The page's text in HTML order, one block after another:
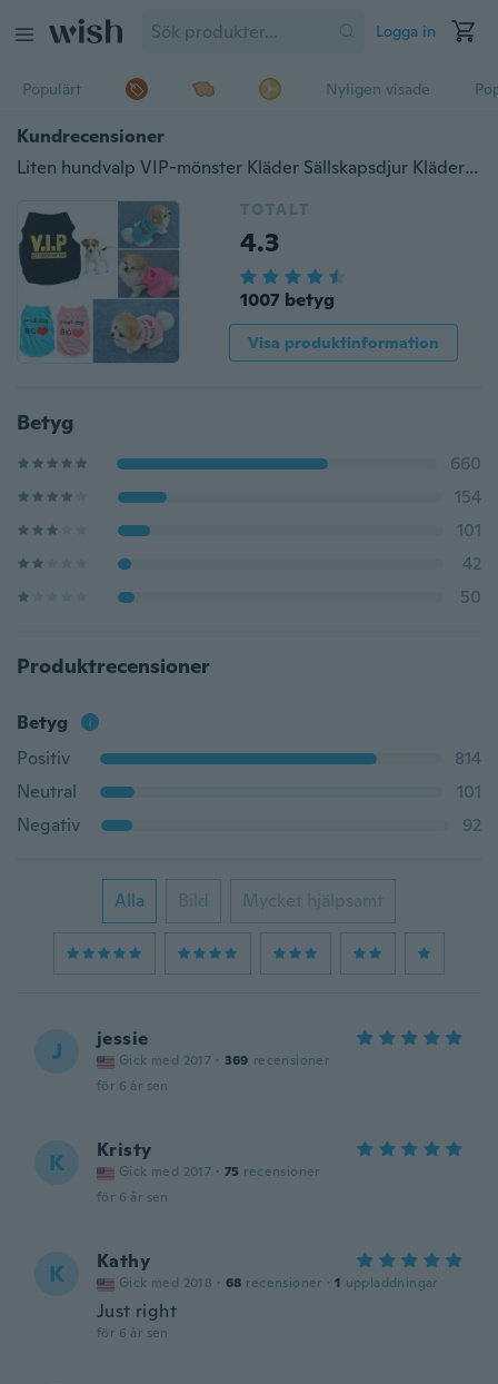
Logga in
Populärt Nyligen visade
Kundrecensioner
Liten hundvalp VIP-mönster Kläder Sällskapsdjur Kläder T-shirt Väst Jumper Coat
TOTALT
4.3
1007 betyg
Visa produktinformation
Betyg
660
154
101
42
50
Produktrecensioner
Betyg
Positiv
814
Neutral
101
Negativ
92
Alla Bild Mycket hjälpsamt
J jessie
Gick med 2017 · 369 recensioner
för 6 år sen
K Kristy
Gick med 2017 · 75 recensioner
för 6 år sen
K Kathy
Gick med 2018 · 68 recensioner · 1 uppladdningar
Just right
för 6 år sen